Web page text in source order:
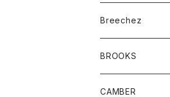
ベルト
Tシャツ
グッズ
アンダーウェアー
カードホルダー
トップス
カーディガン
ボトム
Breechez
シャツ
BROOKS
グッズ
CAMBER